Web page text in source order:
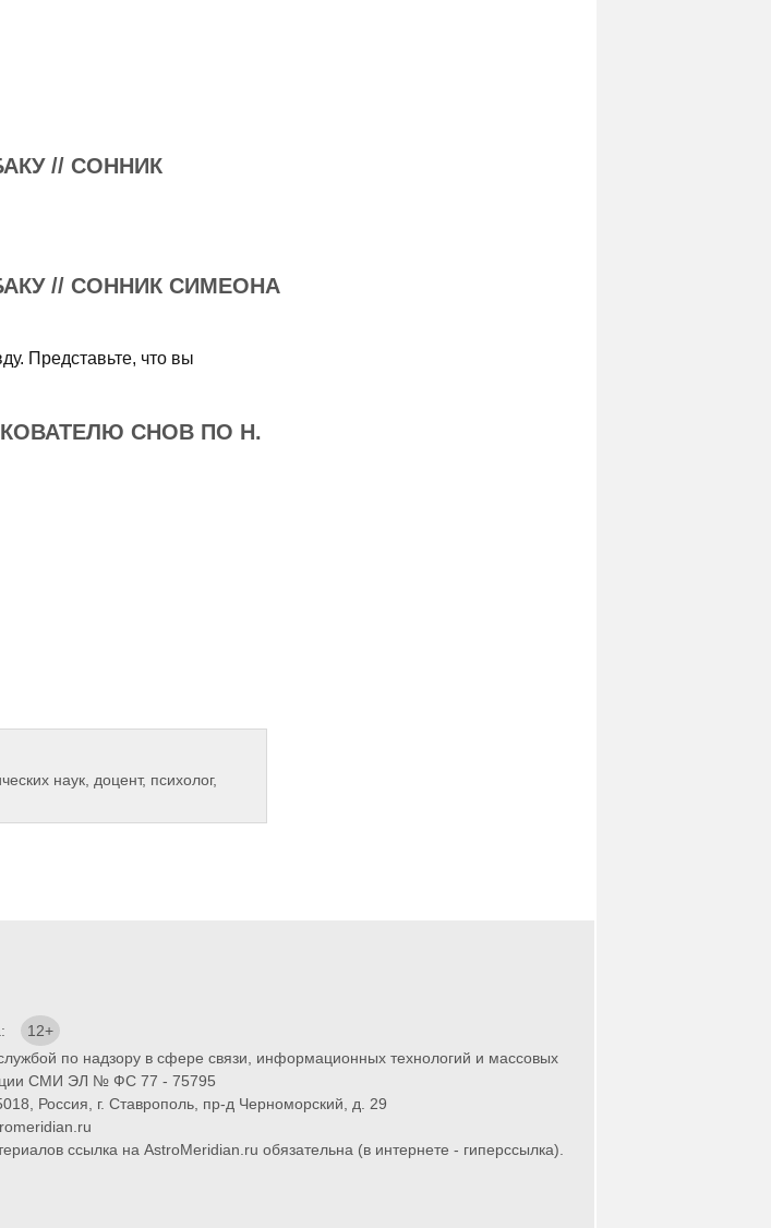
// СОННИК
// СОННИК СИМЕОНА
Представьте, что вы
СНОВ ПО Н.
наук, доцент, психолог,
12+
по надзору в сфере связи, информационных технологий и массовых
СМИ ЭЛ № ФС 77 - 75795
Россия, г. Ставрополь, пр-д Черноморский, д. 29
ссылка на AstroMeridian.ru обязательна (в интернете - гиперссылка).